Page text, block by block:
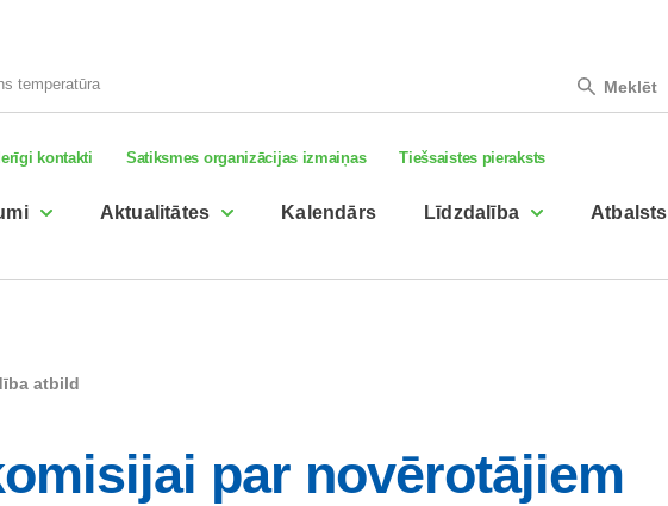
temperatūra Meklēt
kontakti Satiksmes organizācijas izmaiņas Tiešsaistes pieraksts
Aktualitātes Kalendārs Līdzdalība Atbalsts
atbild
par novērotājiem